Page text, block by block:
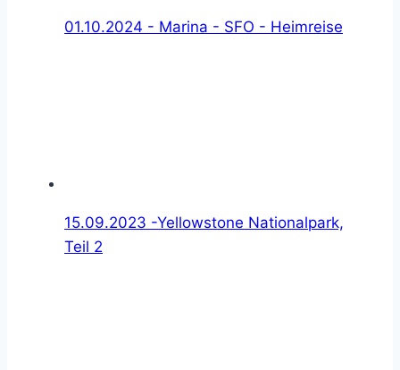
01.10.2024 - Marina - SFO - Heimreise
15.09.2023 -Yellowstone Nationalpark,
Teil 2